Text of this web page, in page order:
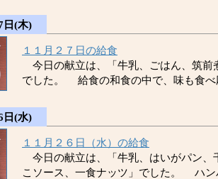
日(木)
１１月２７日の給食
今日の献立は、「牛乳、ごはん、筑前
でした。 給食の和食の中で、味も食
日(水)
１１月２６日（水）の給食
今日の献立は、「牛乳、はいがパン、
こソース、一食ナッツ」でした。 ハ